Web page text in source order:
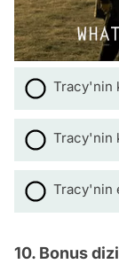
Tracy'nin
Tracy'nin
Tracy'nin
10. Bonus